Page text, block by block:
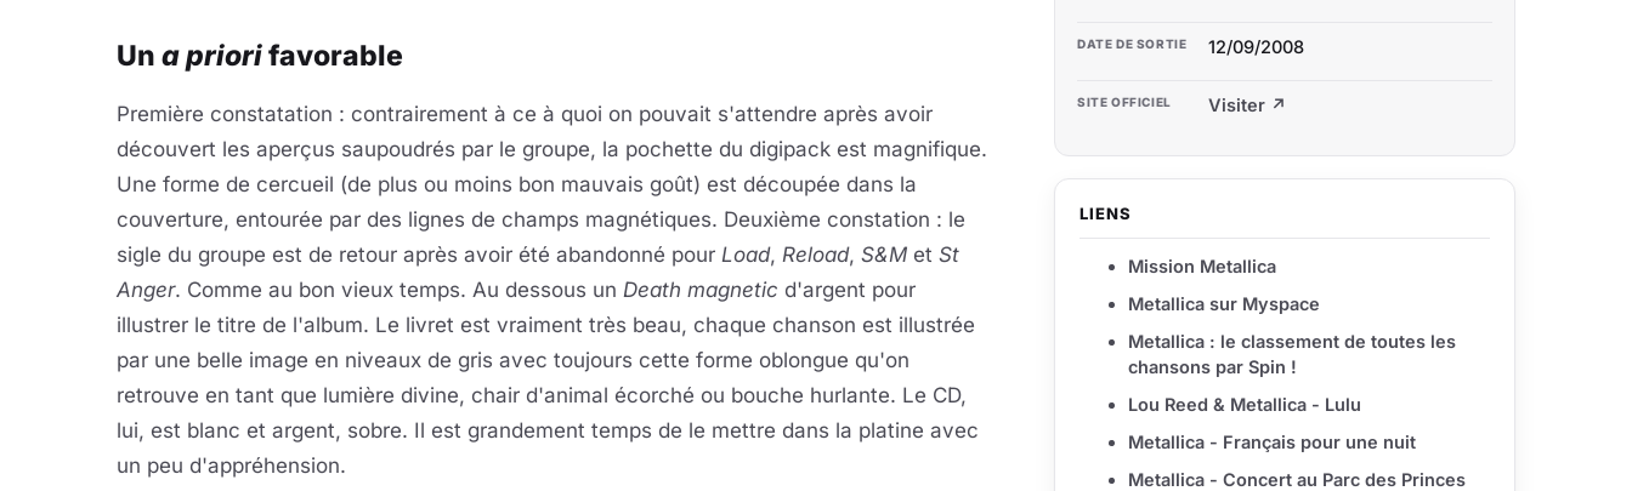
Un a priorifavorable
Première constatation : contrairement à ce à quoi on pouvait s'attendre après avoir
découvert les aperçus saupoudrés par le groupe, la pochette du digipack est magnifique.
Une forme de cercueil (de plus ou moins bon mauvais goût) est découpée dans la
couverture, entourée par des lignes de champs magnétiques. Deuxième constation : le
sigle du groupe est de retour après avoir été abandonné pour Load, Reload, S&M et St
Anger. Comme au bon vieux temps. Au dessous un Death magnetic d'argent pour
illustrer le titre de l'album. Le livret est vraiment très beau, chaque chanson est illustrée
par une belle image en niveaux de gris avec toujours cette forme oblongue qu'on
retrouve en tant que lumière divine, chair d'animal écorché ou bouche hurlante. Le CD,
lui, est blanc et argent, sobre. Il est grandement temps de le mettre dans la platine avec
un peu d'appréhension.
DATE DE SORTIE 12/09/2008
SITE OFFICIEL Visiter ↗
LIENS
Mission Metallica
Metallica sur Myspace
Metallica : le classement de toutes les
chansons par Spin !
Lou Reed & Metallica - Lulu
Metallica - Français pour une nuit
Metallica - Concert au Parc des Princes